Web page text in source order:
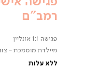
רמב"ם
פגישה 1:1 אונליין
מיילדת מוסמכת -
ללא עלות